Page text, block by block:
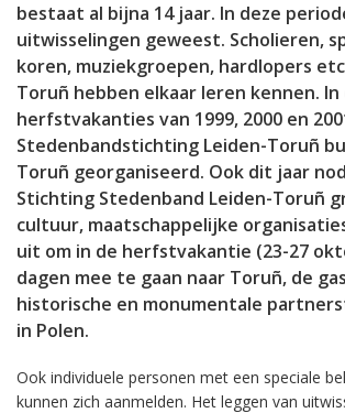
bestaat al bijna 14 jaar. In deze
uitwisselingen geweest. Scholieren,
koren, muziekgroepen, hardlopers
Toruñ hebben elkaar leren kennen. In
herfstvakanties van 1999, 2000 en
Stedenbandstichting Leiden-Toruñ
Toruñ georganiseerd. Ook dit jaar
Stichting Stedenband Leiden-Toruñ
cultuur, maatschappelijke
uit om in de herfstvakantie (23-27
dagen mee te gaan naar Toruñ, de
historische en monumentale
in Polen.
Ook individuele personen met een speciale
kunnen zich aanmelden. Het leggen van